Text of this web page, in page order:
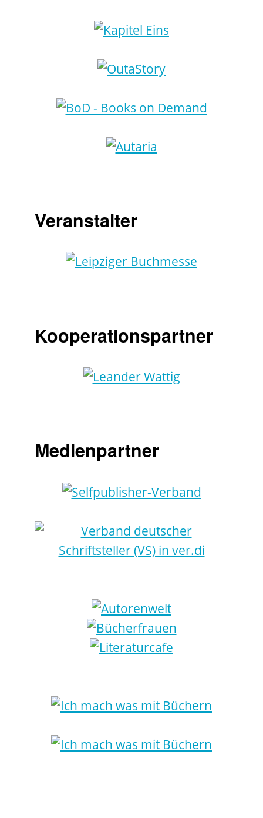
Veranstalter
Kooperationspartner
Medienpartner